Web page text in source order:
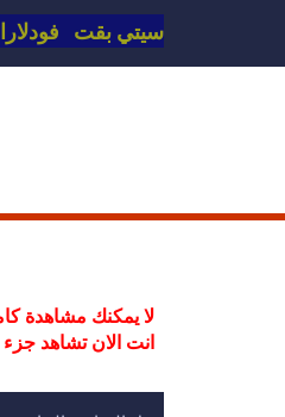
سيتي بقت فودلارا
لا يمكنك مشاهدة
انت الان تشاهد